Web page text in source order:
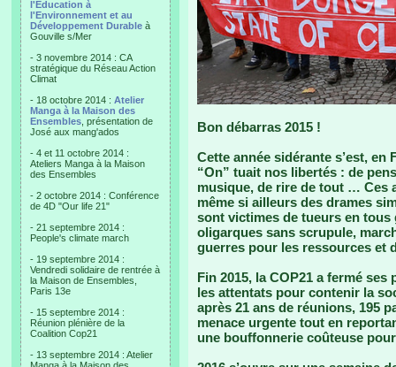
l'Education à
l'Environnement et au
Développement Durable à
Gouville s/Mer
- 3 novembre 2014 : CA
stratégique du Réseau Action
Climat
- 18 octobre 2014 : Atelier
Manga à la Maison des
Ensembles , présentation de
José aux mang'ados
- 4 et 11 octobre 2014 :
Ateliers Manga à la Maison
des Ensembles
- 2 octobre 2014 : Conférence
de 4D "Our life 21"
- 21 septembre 2014 :
People's climate march
- 19 septembre 2014 :
Vendredi solidaire de rentrée à
la Maison de Ensembles,
Paris 13e
- 15 septembre 2014 :
Réunion plénière de la
Coalition Cop21
- 13 septembre 2014 : Atelier
Bon débarras 2015 !
Cette année sidérante s’est, en
“On” tuait nos libertés : de
musique, de rire de tout … Ces
même si ailleurs des drames
sont victimes de tueurs en
oligarques sans scrupule,
guerres pour les ressources et
Fin 2015, la COP21 a fermé
les attentats pour contenir la
après 21 ans de réunions, 195
menace urgente tout en
une bouffonnerie coûteuse